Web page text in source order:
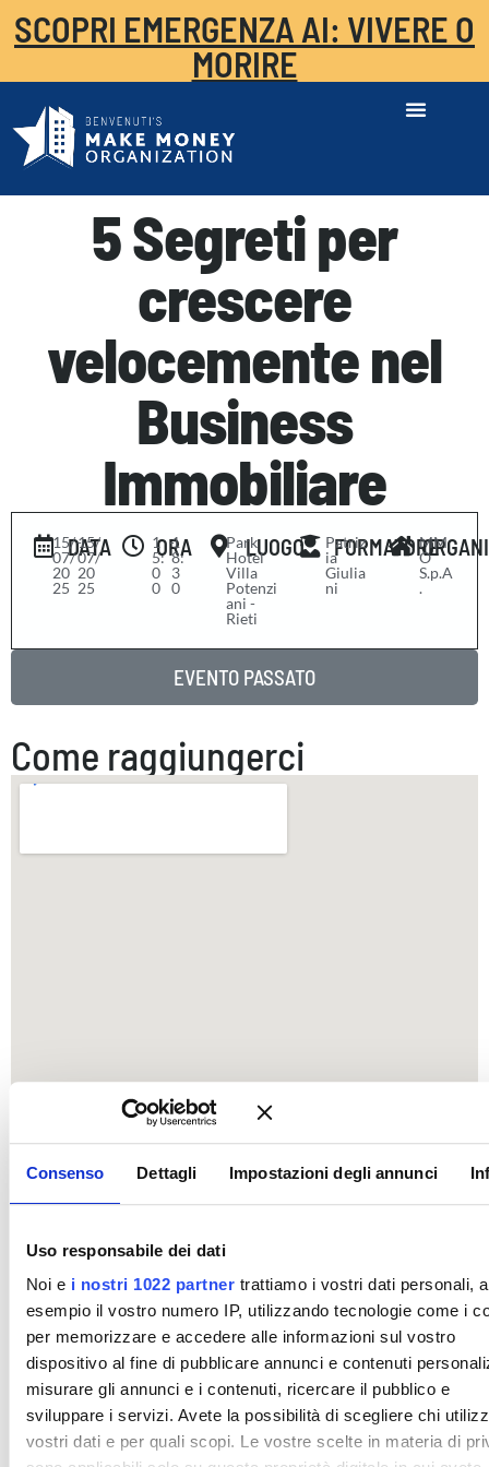
Consenso Dettagli Impostazioni degli annunci
Uso responsabile dei dati
Noi e i nostri 1022 partnertrattiamo i vostri dati personali,
esempio il vostro numero IP, utilizzando tecnologie come i
per memorizzare e accedere alle informazioni sul vostro
dispositivo al fine di pubblicare annunci e contenuti
misurare gli annunci e i contenuti, ricercare il pubblico e
sviluppare i servizi. Avete la possibilità di scegliere chi
vostri dati e per quali scopi. Le vostre scelte in materia di
SCOPRI EMERGENZA AI: VIVERE O
MORIRE
5 Segreti per
crescere
velocemente nel
Business
Immobiliare
DATA
15/
07/
20
25
-15/
07/
20
25
ORA
1
5:
0
0
-1
8:
3
0
LUOGO
Park
Hotel
Villa
Potenzi
ani -
Rieti
FORMATORE
Patriz
ia
Giulia
ni
MM
O
S.p.A
.
EVENTO PASSATO
Come raggiungerci